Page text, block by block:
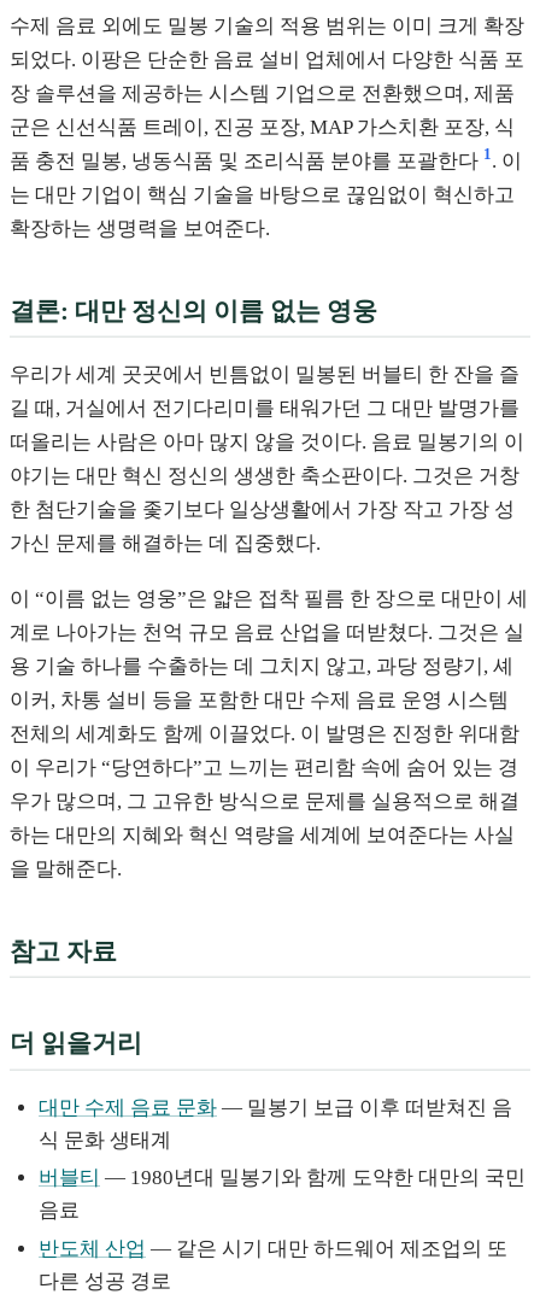
수제 음료 외에도 밀봉 기술의 적용 범위는 이미 크게 확장
되었다. 이팡은 단순한 음료 설비 업체에서 다양한 식품 포
장 솔루션을 제공하는 시스템 기업으로 전환했으며, 제품
군은 신선식품 트레이, 진공 포장, MAP 가스치환 포장, 식
품 충전 밀봉, 냉동식품 및 조리식품 분야를 포괄한다 1. 이
는 대만 기업이 핵심 기술을 바탕으로 끊임없이 혁신하고
확장하는 생명력을 보여준다.
결론: 대만 정신의 이름 없는 영웅
우리가 세계 곳곳에서 빈틈없이 밀봉된 버블티 한 잔을 즐
길 때, 거실에서 전기다리미를 태워가던 그 대만 발명가를
떠올리는 사람은 아마 많지 않을 것이다. 음료 밀봉기의 이
야기는 대만 혁신 정신의 생생한 축소판이다. 그것은 거창
한 첨단기술을 좇기보다 일상생활에서 가장 작고 가장 성
가신 문제를 해결하는 데 집중했다.
이 “이름 없는 영웅”은 얇은 접착 필름 한 장으로 대만이 세
계로 나아가는 천억 규모 음료 산업을 떠받쳤다. 그것은 실
용 기술 하나를 수출하는 데 그치지 않고, 과당 정량기, 셰
이커, 차통 설비 등을 포함한 대만 수제 음료 운영 시스템
전체의 세계화도 함께 이끌었다. 이 발명은 진정한 위대함
이 우리가 “당연하다”고 느끼는 편리함 속에 숨어 있는 경
우가 많으며, 그 고유한 방식으로 문제를 실용적으로 해결
하는 대만의 지혜와 혁신 역량을 세계에 보여준다는 사실
을 말해준다.
참고 자료
더 읽을거리
대만 수제 음료 문화 — 밀봉기 보급 이후 떠받쳐진 음
식 문화 생태계
버블티 — 1980년대 밀봉기와 함께 도약한 대만의 국민
음료
반도체 산업 — 같은 시기 대만 하드웨어 제조업의 또
다른 성공 경로